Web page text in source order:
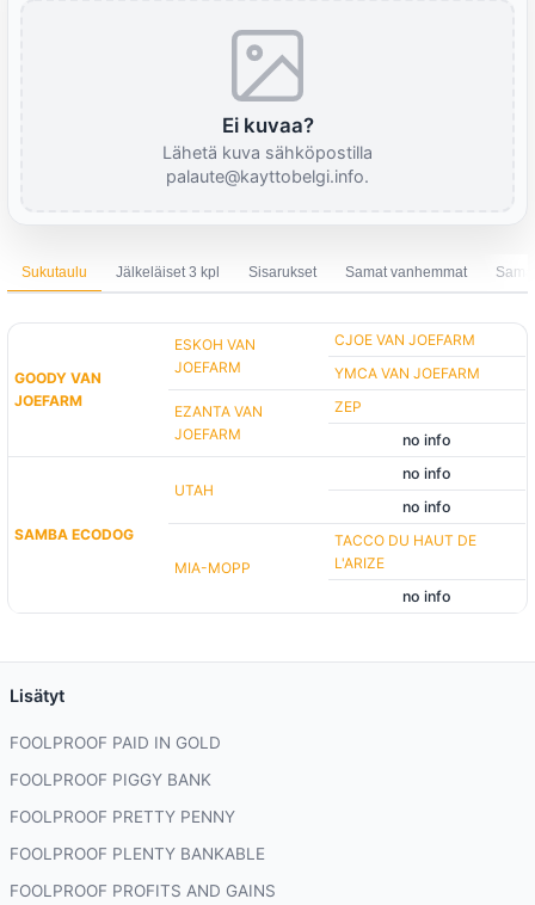
Ei kuvaa?
Lähetä kuva sähköpostilla
palaute@kayttobelgi.info.
Sukutaulu Jälkeläiset 3 kpl Sisarukset Samat vanhemmat
GOODY VAN
JOEFARM
ESKOH VAN
JOEFARM
CJOE VAN JOEFARM
YMCA VAN JOEFARM
EZANTA VAN
JOEFARM
ZEP
no info
SAMBA ECODOG
UTAH
no info
no info
MIA-MOPP
TACCO DU HAUT DE
L'ARIZE
no info
Lisätyt
FOOLPROOF PAID IN GOLD
FOOLPROOF PIGGY BANK
FOOLPROOF PRETTY PENNY
FOOLPROOF PLENTY BANKABLE
FOOLPROOF PROFITS AND GAINS